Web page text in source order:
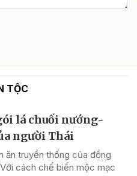
TỘC
lá chuối nướng-
người Thái
ăn truyền thống của đồng
cách chế biến mộc mạc